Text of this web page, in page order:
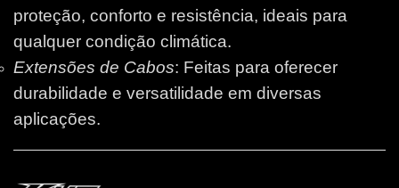
proteção, conforto e resistência, ideais para
qualquer condição climática.
Extensões de Cabos: Feitas para oferecer
durabilidade e versatilidade em diversas
aplicações.